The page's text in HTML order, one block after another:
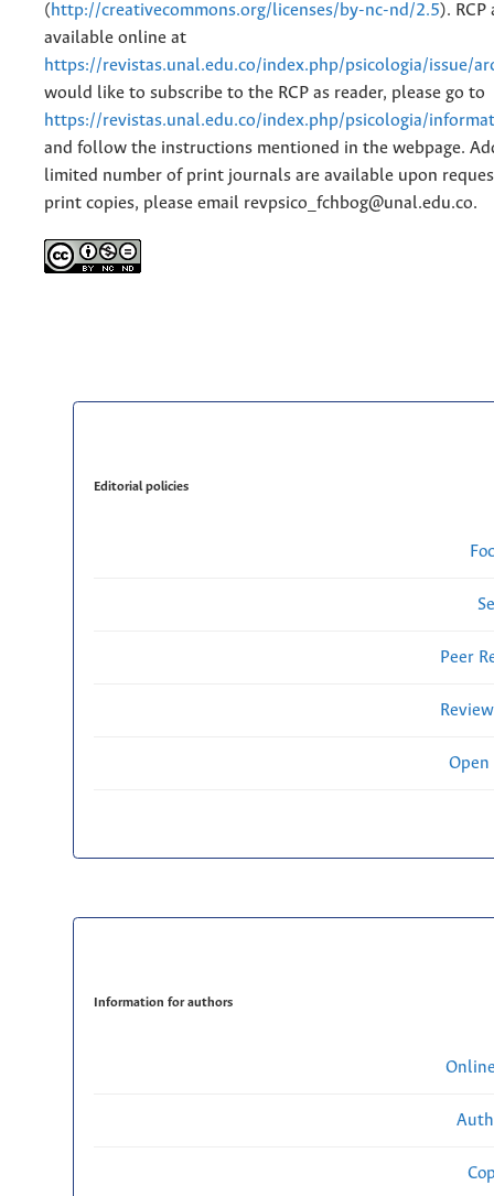
(http://creativecommons.org/licenses/by-nc-nd/2.5).
available online at
https://revistas.unal.edu.co/index.php/psicologia/issue/
would like to subscribe to the RCP as reader, please go to
https://revistas.unal.edu.co/index.php/psicologia/
and follow the instructions mentioned in the webpage.
limited number of print journals are available upon
print copies, please email revpsico_fchbog@unal.edu.co.
Editorial policies
Peer
Open
Information for authors